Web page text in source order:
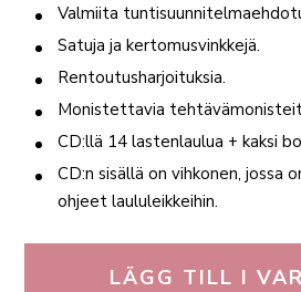
Valmiita
Satuja ja kertomusvinkkejä.
Rentoutusharjoituksia.
Monistettavia
CD:llä 14 lastenlaulua + kaksi
CD:n sisällä on vihkonen, jossa
ohjeet laululeikkeihin.
LÄGG TILL I